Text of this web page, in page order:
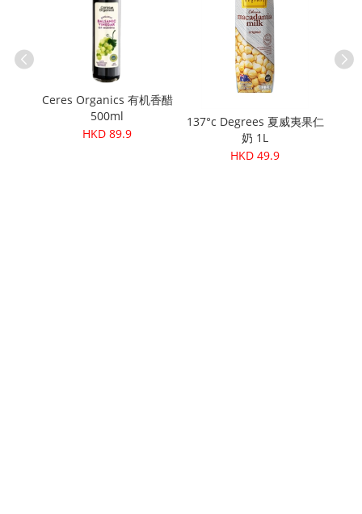
Ceres Organics 有机香醋
500ml
HKD 89.9
137°c Degrees 夏威夷果仁
奶 1L
HKD 49.9